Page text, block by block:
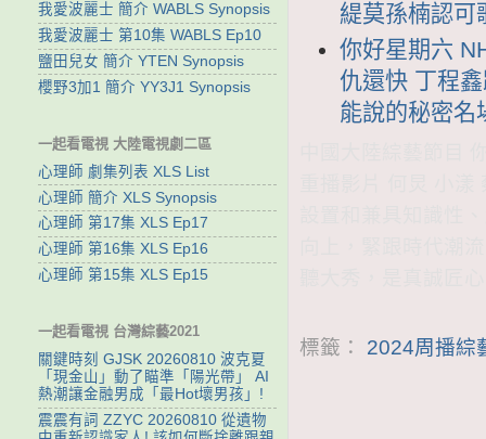
緹莫孫楠認可
你好星期六
仇還快 丁程
能說的秘密名
標籤： 2024周播綜
我愛波麗士 簡介 WABLS Synopsis
我愛波麗士 第10集 WABLS Ep10
鹽田兒女 簡介 YTEN Synopsis
櫻野3加1 簡介 YY3J1 Synopsis
一起看電視 大陸電視劇二區
心理師 劇集列表 XLS List
心理師 簡介 XLS Synopsis
心理師 第17集 XLS Ep17
心理師 第16集 XLS Ep16
心理師 第15集 XLS Ep15
一起看電視 台灣綜藝2021
關鍵時刻 GJSK 20260810 波克夏
「現金山」動了瞄準「陽光帶」 AI
熱潮讓金融男成「最Hot壞男孩」!
震震有詞 ZZYC 20260810 從遺物